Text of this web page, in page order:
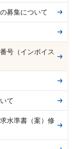
募集について
号（インボイス
て
水準書（案）修